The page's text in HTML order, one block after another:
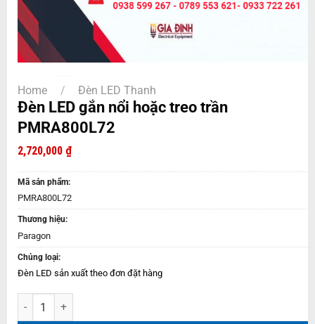
Home / Đèn LED Thanh
Đèn LED gắn nổi hoặc treo trần
PMRA800L72
2,720,000 ₫
Mã sản phẩm:
PMRA800L72
Thương hiệu:
Paragon
Chủng loại:
Đèn LED sản xuất theo đơn đặt hàng
Đèn LED gắn nổi hoặc treo trần PMRA800L72 quantity